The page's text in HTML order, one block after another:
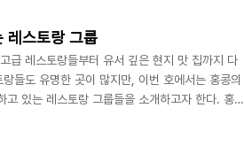
레스토랑 그룹
급 레스토랑들부터 유서 깊은 현지 맛 집까지 다
들도 유명한 곳이 많지만, 이번 호에서는 홍콩의
있는 레스토랑 그룹들을 소개하고자 한다. 홍콩
레스토랑들에서 메뉴 한 개 주문 시 비슷한 가